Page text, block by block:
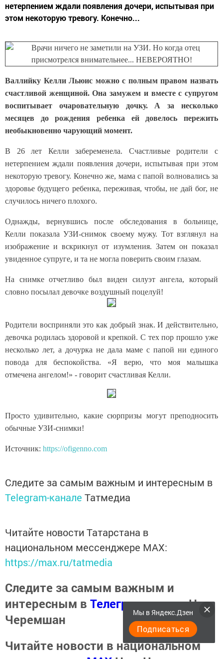
нетерпением ждали появления дочери, испытывая при
этом некоторую тревогу. Конечно...
Валлийку Келли Льюис можно с полным правом назвать
счастливой женщиной. Она замужем и вместе с супругом
воспитывает очаровательную дочку. А за несколько
месяцев до рождения ребенка ей довелось пережить
необыкновенно чарующий момент.
В 26 лет Келли забеременела. Счастливые родители с
нетерпением ждали появления дочери, испытывая при этом
некоторую тревогу. Конечно же, мама с папой волновались за
здоровье будущего ребенка, переживая, чтобы, не дай бог, не
случилось ничего плохого.
Однажды, вернувшись после обследования в больнице,
Келли показала УЗИ-снимок своему мужу. Тот взглянул на
изображение и вскрикнул от изумления. Затем он показал
увиденное супруге, и та не могла поверить своим глазам.
На снимке отчетливо был виден силуэт ангела, который
словно посылал девочке воздушный поцелуй!
Родители восприняли это как добрый знак. И действительно,
девочка родилась здоровой и крепкой. С тех пор прошло уже
несколько лет, а дочурка не дала маме с папой ни единого
повода для беспокойства. «Я верю, что моя малышка
отмечена ангелом!» - говорит счастливая Келли.
Просто удивительно, какие сюрпризы могут преподносить
обычные УЗИ-снимки!
Источник: https://ofigenno.com
Следите за самым важным и интересным в
Telegram-канале Татмедиа
Читайте новости Татарстана в
национальном мессенджере MАХ:
https://max.ru/tatmedia
Следите за самым важным и
интересным в Телеграм каналеНаш
Черемшан
Читайте новости в национальном
Мы в Яндекс.Дзен
Подписаться